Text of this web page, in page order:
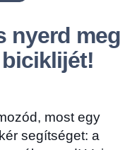
nyerd meg
most egy
segítséget: a